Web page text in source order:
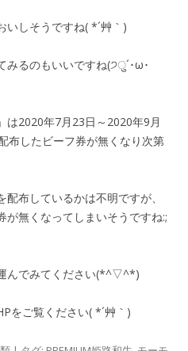
いしそうですね( *´艸｀)
みるのもいいですね(੭ु´･ω･
は2020年7月23日～2020年9月
布したビーフ券が無くなり次第
布しているかは不明ですが、
が無くなってしまいそうですね:;
んでみてください(*^▽^*)
をご覧ください( *´艸｀)